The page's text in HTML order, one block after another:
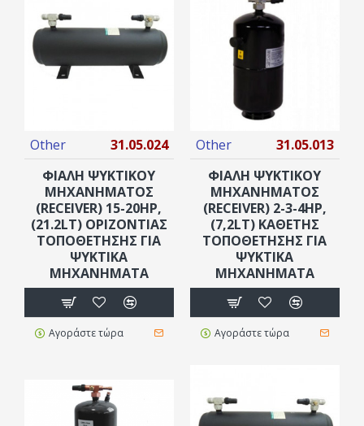
Other
31.05.024
ΦΙΑΛΗ ΨΥΚΤΙΚΟΥ
ΜΗΧΑΝΗΜΑΤΟΣ
(RECEIVER) 15-20ΗΡ,
(21.2LT) ΟΡΙΖΟΝΤΙΑΣ
ΤΟΠΟΘΕΤΗΣΗΣ ΓΙΑ
ΨΥΚΤΙΚΑ
ΜΗΧΑΝΗΜΑΤΑ
Αγοράστε τώρα
Other
31.05.013
ΦΙΆΛΗ ΨΥΚΤΙΚΟΎ
ΜΗΧΑΝΉΜΑΤΟΣ
(RECEIVER) 2-3-4HP,
(7,2LT) ΚΆΘΕΤΗΣ
ΤΟΠΟΘΈΤΗΣΗΣ ΓΙΑ
ΨΥΚΤΙΚΆ
ΜΗΧΑΝΉΜΑΤΑ
Αγοράστε τώρα